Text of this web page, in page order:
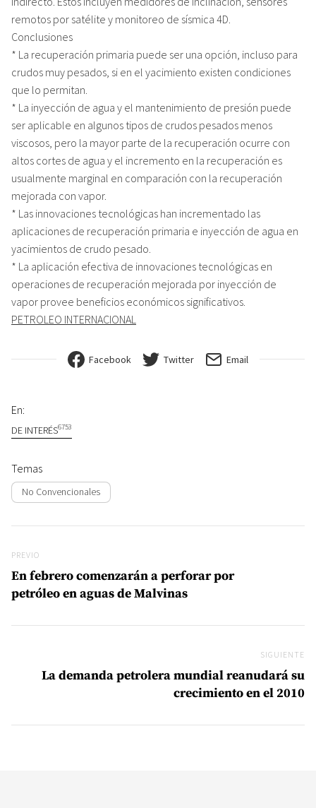
remotos por satélite y monitoreo de sísmica 4D.
Conclusiones
* La recuperación primaria puede ser una opción, incluso para
crudos muy pesados, si en el yacimiento existen condiciones
que lo permitan.
* La inyección de agua y el mantenimiento de presión puede
ser aplicable en algunos tipos de crudos pesados menos
viscosos, pero la mayor parte de la recuperación ocurre con
altos cortes de agua y el incremento en la recuperación es
usualmente marginal en comparación con la recuperación
mejorada con vapor.
* Las innovaciones tecnológicas han incrementado las
aplicaciones de recuperación primaria e inyección de agua en
yacimientos de crudo pesado.
* La aplicación efectiva de innovaciones tecnológicas en
operaciones de recuperación mejorada por inyección de
vapor provee beneficios económicos significativos.
PETROLEO INTERNACIONAL
Facebook Twitter Email
En:
DE INTERÉS6753
Temas
No Convencionales
Previo
PREVIO
En febrero comenzarán a perforar por
petróleo en aguas de Malvinas
SIGUIENTE
La demanda petrolera mundial reanudará su
crecimiento en el 2010